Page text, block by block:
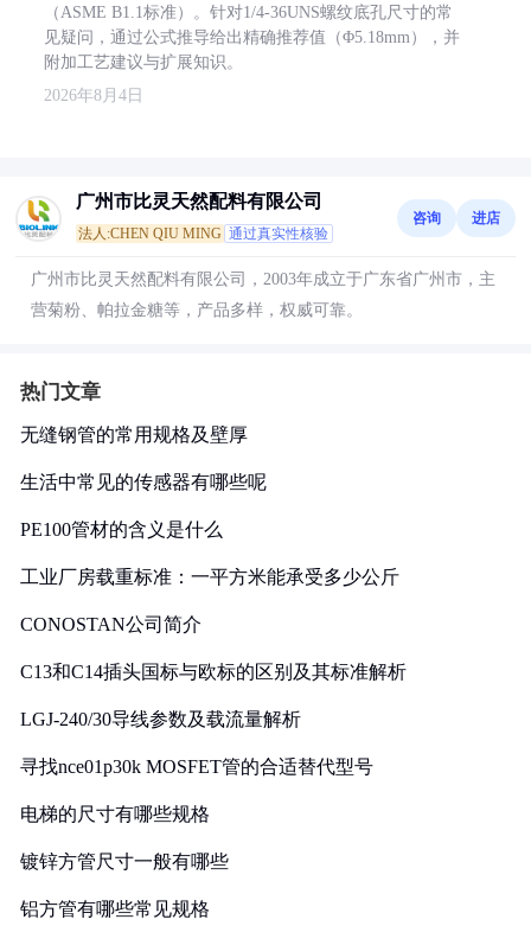
（ASME B1.1标准）。针对1/4-36UNS螺纹底孔尺寸的常
见疑问，通过公式推导给出精确推荐值（Φ5.18mm），并
附加工艺建议与扩展知识。
2026年8月4日
广州市比灵天然配料有限公司
法人:CHEN QIU MING 通过真实性核验
咨询 进店
广州市比灵天然配料有限公司，2003年成立于广东省广州市，主
营菊粉、帕拉金糖等，产品多样，权威可靠。
热门文章
无缝钢管的常用规格及壁厚
生活中常见的传感器有哪些呢
PE100管材的含义是什么
工业厂房载重标准：一平方米能承受多少公斤
CONOSTAN公司简介
C13和C14插头国标与欧标的区别及其标准解析
LGJ-240/30导线参数及载流量解析
寻找nce01p30k MOSFET管的合适替代型号
电梯的尺寸有哪些规格
镀锌方管尺寸一般有哪些
铝方管有哪些常见规格